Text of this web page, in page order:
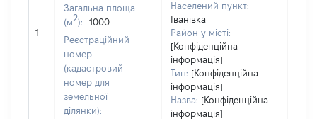
1
Загальна площа
(м2):
1000
Реєстраційний
номер
(кадастровий
номер для
земельної
ділянки):
Населений пункт:
Іванівка
Район у місті:
[Конфіденційна
інформація]
Тип: [Конфіденційна
інформація]
Назва: [Конфіденційна
інформація]